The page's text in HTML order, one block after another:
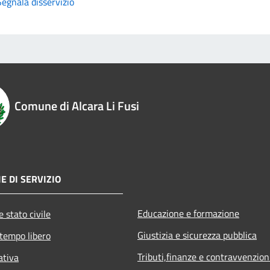
Comune di Alcara Li Fusi
DI SERVIZIO
stato civile
libero
Educazione e formazione
Giustizia e sicurezza pubblica
Tributi,finanze e